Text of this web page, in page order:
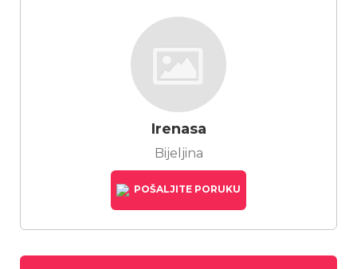
Irenasa
Bijeljina
POŠALJITE PORUKU